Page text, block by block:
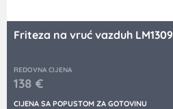
Friteza na vruć vazduh LM1309
REDOVNA CIJENA
138 €
CIJENA SA POPUSTOM ZA GOTOVINU